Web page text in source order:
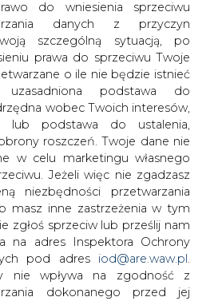
pod adres
iod@are.waw.pl
nie wpływa na zgodność z
dokonanego przed jej
możesz określić warunki
dostępu do plików cookies w
internetowej.
na wykorzystanie technologii
kliknąć poniższy przycisk
Energii S.A Wydawca portalu
akceptację zasad korzystania z portalu
wyślij